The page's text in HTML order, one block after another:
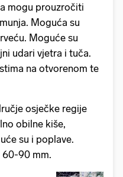
mogu prouzročiti
Moguća su
Moguće su
udari vjetra i tuča.
na otvorenom te
osječke regije
obilne kiše,
su i poplave.
90 mm.